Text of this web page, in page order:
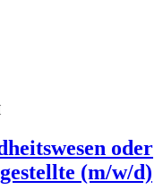
oder
(m/w/d)